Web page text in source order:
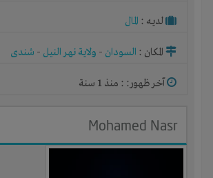
لديـه : المال
المكان : السودان - ولاية نهر النيل - شندى
آخر ظهور: : منذ 1 سنة
Mohamed Nasr